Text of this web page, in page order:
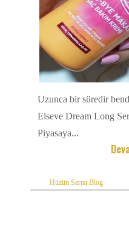
Uzunca bir süredir
Elseve Dream Long
Piyasaya...
Hüzün Sarısı Blog